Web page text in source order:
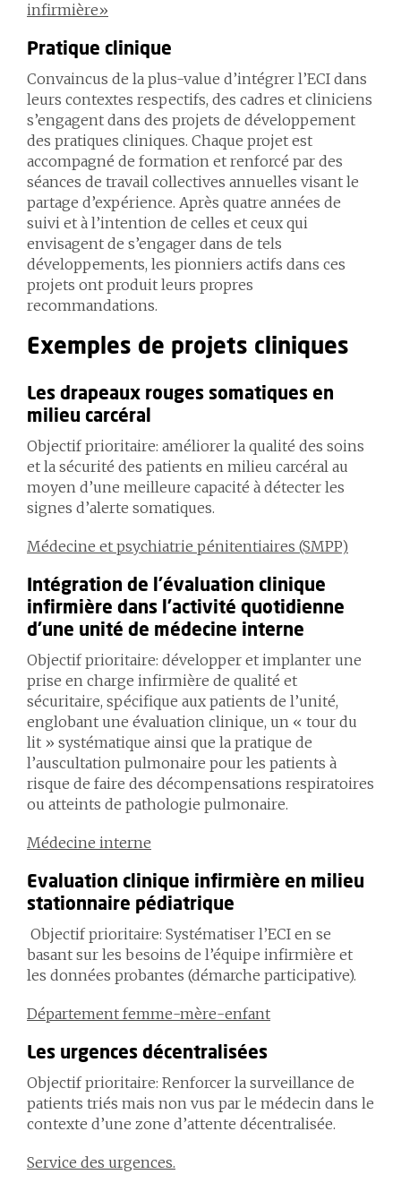
infirmière»
Pratique clinique
Convaincus de la plus-value d’intégrer l’ECI dans
leurs contextes respectifs, des cadres et cliniciens
s’engagent dans des projets de développement
des pratiques cliniques. Chaque projet est
accompagné de formation et renforcé par des
séances de travail collectives annuelles visant le
partage d’expérience. Après quatre années de
suivi et à l’intention de celles et ceux qui
envisagent de s’engager dans de tels
développements, les pionniers actifs dans ces
projets ont produit leurs propres
recommandations.
Exemples de projets cliniques
Les drapeaux rouges somatiques en
milieu carcéral
Objectif prioritaire: améliorer la qualité des soins
et la sécurité des patients en milieu carcéral au
moyen d’une meilleure capacité à détecter les
signes d’alerte somatiques.
Médecine et psychiatrie pénitentiaires (SMPP)
Intégration de l’évaluation clinique
infirmière dans l’activité quotidienne
d’une unité de médecine interne
Objectif prioritaire: développer et implanter une
prise en charge infirmière de qualité et
sécuritaire, spécifique aux patients de l’unité,
englobant une évaluation clinique, un « tour du
lit » systématique ainsi que la pratique de
l’auscultation pulmonaire pour les patients à
risque de faire des décompensations respiratoires
ou atteints de pathologie pulmonaire.
Médecine interne
Evaluation clinique infirmière en milieu
stationnaire pédiatrique
Objectif prioritaire: Systématiser l’ECI en se
basant sur les besoins de l’équipe infirmière et
les données probantes (démarche participative).
Département femme-mère-enfant
Les urgences décentralisées
Objectif prioritaire: Renforcer la surveillance de
patients triés mais non vus par le médecin dans le
contexte d’une zone d’attente décentralisée.
Service des urgences.